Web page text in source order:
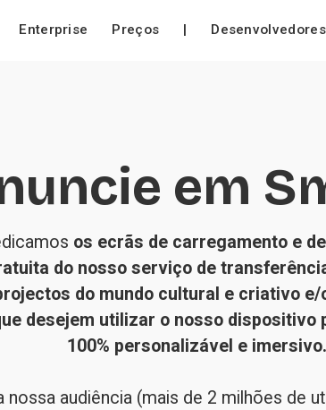
Enterprise Preços
em
os ecrãs de carregamento e
do nosso serviço de
do mundo cultural e criativo
desejem utilizar o nosso dispositivo
100% personalizável e imersivo.
nossa audiência (mais de 2 milhões de